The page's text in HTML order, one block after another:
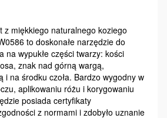
z miękkiego naturalnego koziego
to doskonałe narzędzie do
na wypukłe części twarzy: kości
znak nad górną wargą,
i na środku czoła. Bardzo wygodny w
aplikowaniu różu i korygowaniu
posiada certyfikaty
z normami i zdobyło uznanie